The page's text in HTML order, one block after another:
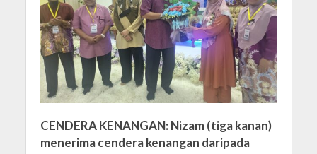
CENDERA KENANGAN: Nizam (tiga kanan)
menerima cendera kenangan daripada